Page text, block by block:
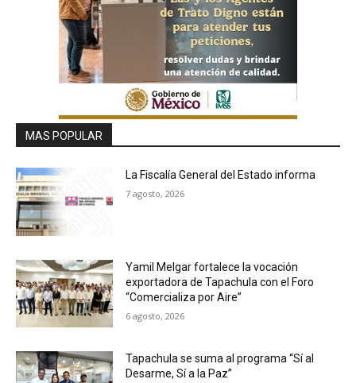
MAS POPULAR
La Fiscalía General del Estado informa
7 agosto, 2026
Yamil Melgar fortalece la vocación
exportadora de Tapachula con el Foro
“Comercializa por Aire”
6 agosto, 2026
Tapachula se suma al programa “Sí al
Desarme, Sí a la Paz”